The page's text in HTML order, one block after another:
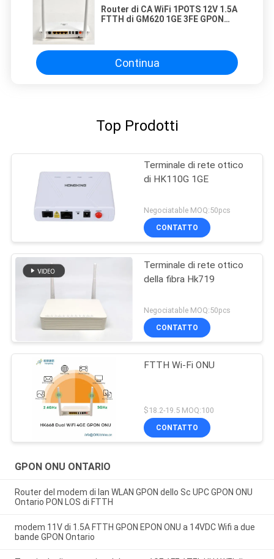
Router di CA WiFi 1POTS 12V 1.5A
FTTH di GM620 1GE 3FE GPON
Continua
Top Prodotti
Terminale di rete ottico
di HK110G 1GE
Negociatable MOQ:50pcs
CONTATTO
Terminale di rete ottico
della fibra Hk719
Negociatable MOQ:50pcs
CONTATTO
FTTH Wi-Fi ONU
$18.2-19.5 MOQ:100
CONTATTO
GPON ONU ONTARIO
Router del modem di lan WLAN GPON dello Sc UPC GPON ONU
Ontario PON LOS di FTTH
modem 11V di 1.5A FTTH GPON EPON ONU a 14VDC Wifi a due
bande GPON Ontario